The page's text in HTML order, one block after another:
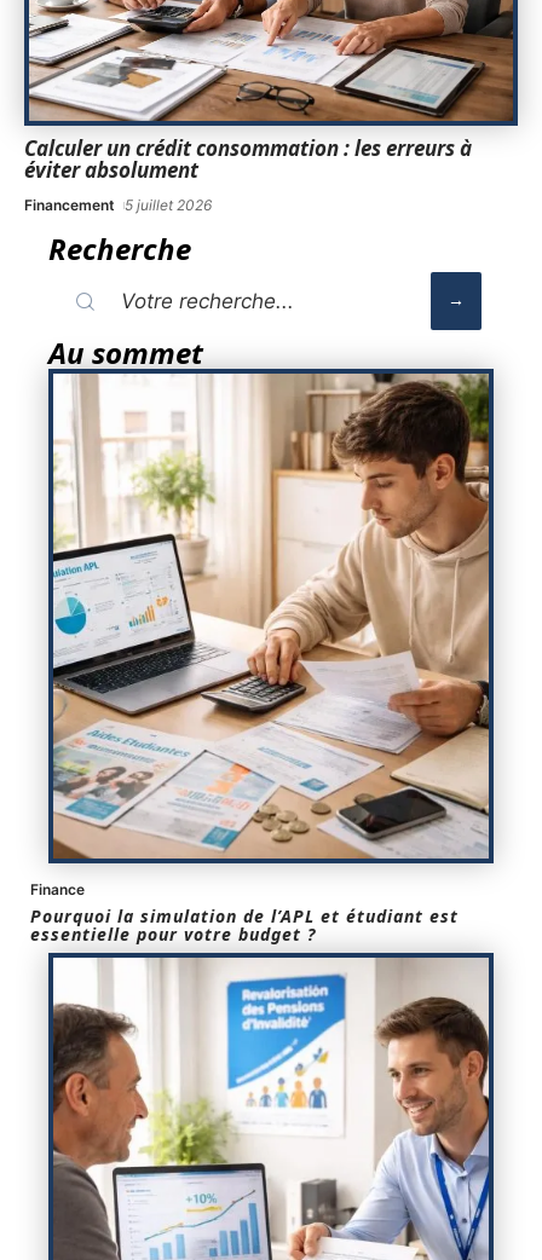
Calculer un crédit consommation : les erreurs à
éviter absolument
Financement 5 juillet 2026
Recherche
Au sommet
Finance
Pourquoi la simulation de l’APL et étudiant est
essentielle pour votre budget ?